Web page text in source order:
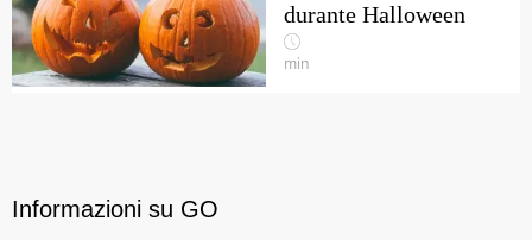
durante Halloween
min
Informazioni su GO